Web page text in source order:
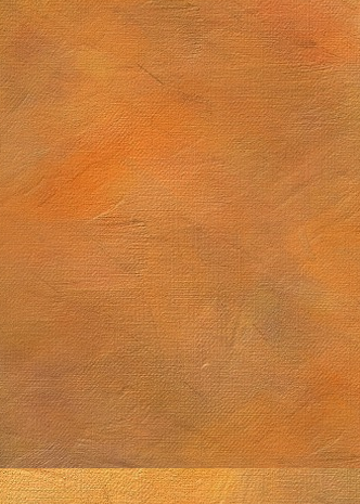
de septiembre de 2025 (2 láminas)
de 2025 Cúmulo globular M4